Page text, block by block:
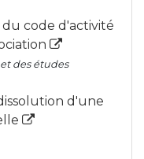
code d'activité
des études
d'une